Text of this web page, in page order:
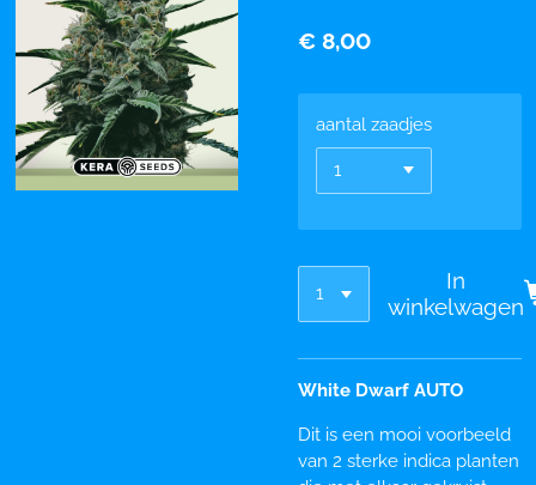
€ 8,00
aantal zaadjes
In
winkelwagen
White Dwarf AUTO
Dit is een mooi voorbeeld
van 2 sterke indica planten